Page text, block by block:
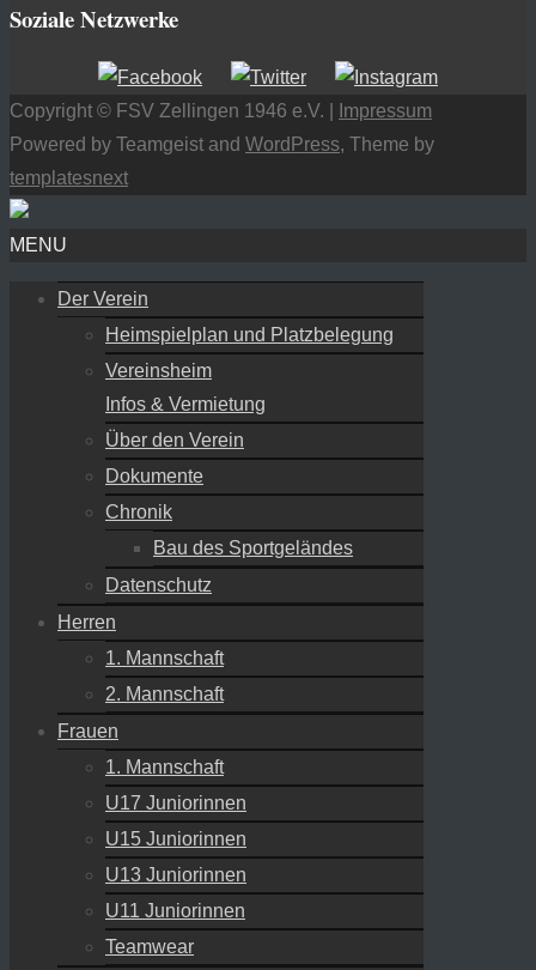
Soziale Netzwerke
Copyright © FSV Zellingen 1946 e.V. |
Impressum
Powered by Teamgeist and WordPress, Theme by
templatesnext
MENU
Der Verein
Heimspielplan und Platzbelegung
Vereinsheim
Infos & Vermietung
Über den Verein
Dokumente
Chronik
Bau des Sportgeländes
Datenschutz
Herren
1. Mannschaft
2. Mannschaft
Frauen
1. Mannschaft
U17 Juniorinnen
U15 Juniorinnen
U13 Juniorinnen
U11 Juniorinnen
Teamwear